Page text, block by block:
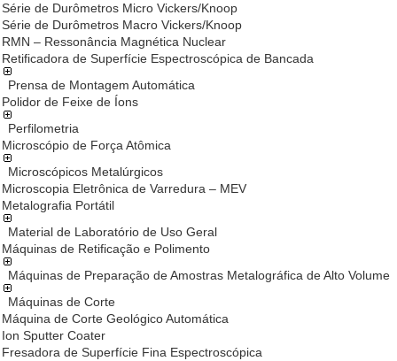
Série de Durômetros Micro Vickers/Knoop
Série de Durômetros Macro Vickers/Knoop
RMN – Ressonância Magnética Nuclear
Retificadora de Superfície Espectroscópica de Bancada
Prensa de Montagem Automática
Polidor de Feixe de Íons
Perfilometria
Microscópio de Força Atômica
Microscópicos Metalúrgicos
Microscopia Eletrônica de Varredura – MEV
Metalografia Portátil
Material de Laboratório de Uso Geral
Máquinas de Retificação e Polimento
Máquinas de Preparação de Amostras Metalográfica de Alto Volume
Máquinas de Corte
Máquina de Corte Geológico Automática
Ion Sputter Coater
Fresadora de Superfície Fina Espectroscópica